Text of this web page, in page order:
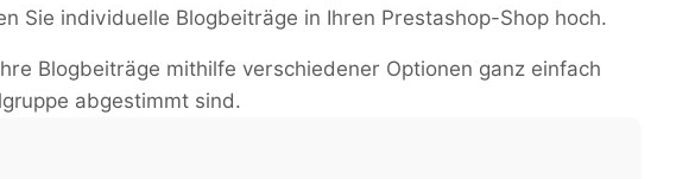
Sie individuelle Blogbeiträge in Ihren Prestashop-Shop hoch.
Blogbeiträge mithilfe verschiedener Optionen ganz einfach
abgestimmt sind.